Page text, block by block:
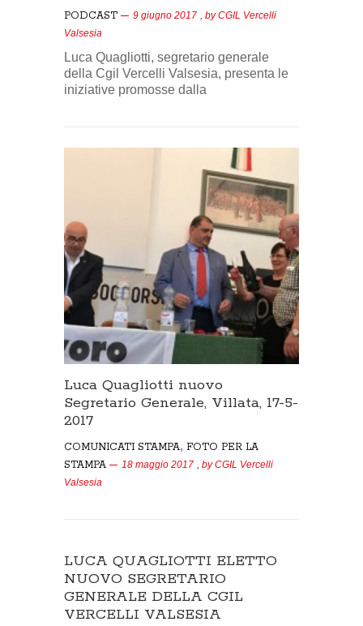
PODCAST 9 giugno 2017 , byCGIL Vercelli
Valsesia
Luca Quagliotti, segretario generale
della Cgil Vercelli Valsesia, presenta le
iniziative promosse dalla
Luca Quagliotti nuovo
Segretario Generale, Villata, 17-5-
2017
COMUNICATI STAMPA, FOTO PER LA
STAMPA
18 maggio 2017 , byCGIL Vercelli
Valsesia
LUCA QUAGLIOTTI ELETTO
NUOVO SEGRETARIO
GENERALE DELLA CGIL
VERCELLI VALSESIA